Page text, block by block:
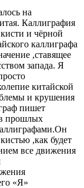
на
Каллиграфия
и чёрной
каллиграфа
,ставящее
запада. Я
китайской
и крушения
пишет
прошлых
,как будет
все движения
«Я»